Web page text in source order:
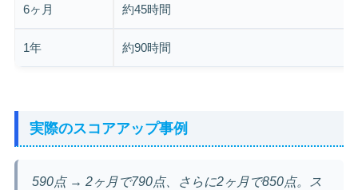
6ヶ月 約45時間
1年 約90時間
実際のスコアアップ事例
590点 → 2ヶ月で790点、さらに2ヶ月で850点。ス